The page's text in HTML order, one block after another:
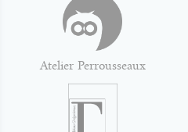
Atelier Perrousseaux